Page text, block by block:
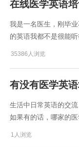
在线医学英语
我是一名医生，刚毕
的英语我都不是很能
35386人浏览
有没有医学英
生活中日常英语的交
如果有的话，哪家的
1人浏览